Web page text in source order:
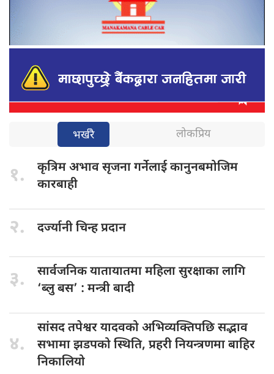
भर्खरै लोकप्रिय
१. कृत्रिम अभावसृजना गर्नेलाई कानुनबमोजिम
कारबाही
२. दर्ज्यानी चिन्हप्रदान
३. सार्वजनिक यातायातमामहिला सुरक्षाका लागि
‘ब्लु बस’ : मन्त्री बादी
४.
सांसद तपेश्वरयादवको अभिव्यक्तिपछि सद्भाव
सभामा झडपको स्थिति, प्रहरी नियन्त्रणमा बाहिर
निकालियो